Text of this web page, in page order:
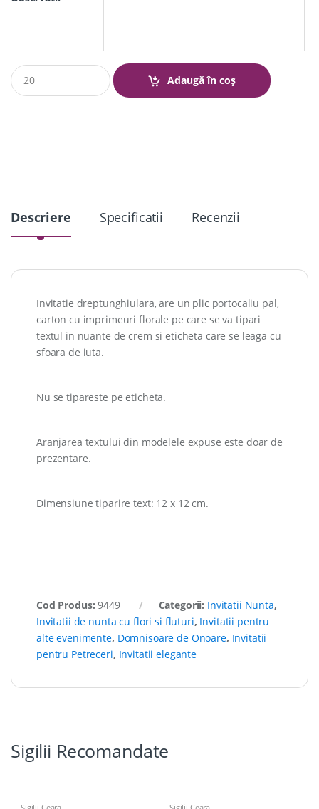
Q
u
a
Adaugă în coș
Descriere Specificatii Recenzii
Invitatie dreptunghiulara, are un plic portocaliu pal,
carton cu imprimeuri florale pe care se va tipari
textul in nuante de crem si eticheta care se leaga cu
sfoara de iuta.
Nu se tipareste pe eticheta.
Aranjarea textului din modelele expuse este doar de
prezentare.
Dimensiune tiparire text: 12 x 12 cm.
Cod Produs:9449 Categorii: Invitatii Nunta,
Invitatii de nunta cu flori si fluturi, Invitatii pentru
alte evenimente, Domnisoare de Onoare, Invitatii
pentru Petreceri, Invitatii elegante
Sigilii Recomandate